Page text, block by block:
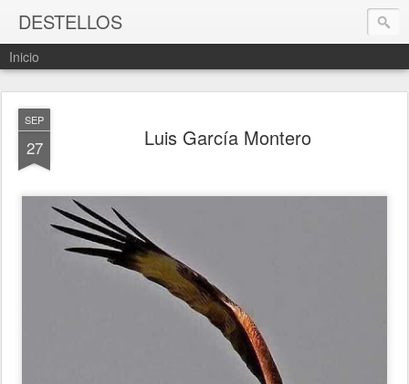
DESTELLOS
Inicio
SEP
27 Luis García Montero